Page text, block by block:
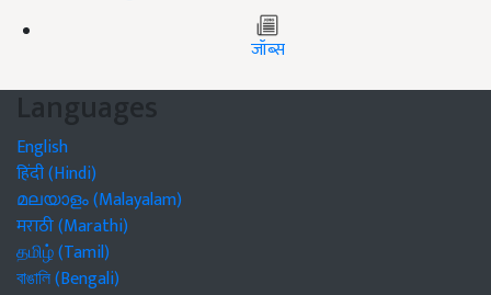
जॉब्स
Languages
English
हिंदी (Hindi)
മലയാളം (Malayalam)
मराठी (Marathi)
தமிழ் (Tamil)
বাঙালি (Bengali)